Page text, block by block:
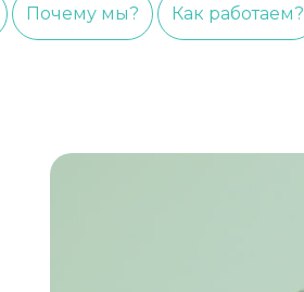
Почему мы? Как работаем?